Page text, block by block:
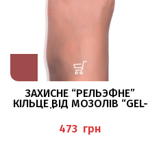
ЗАХИСНЕ “РЕЛЬЭФНЕ”
КІЛЬЦЕ ВІД МОЗОЛІВ “GEL-
SCHUTZPOLSTER-RING”
PEDIBAEHR
грн